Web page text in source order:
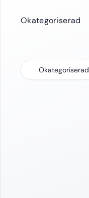
Okategoriserad
Okategoriserad